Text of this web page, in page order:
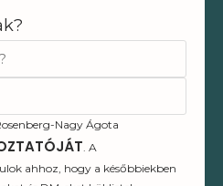
Nagy Ágota
. A
ahhoz, hogy a későbbiekben